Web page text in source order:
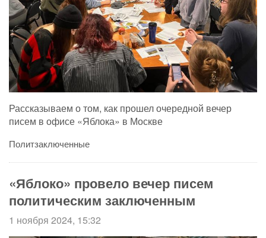
Рассказываем о том, как прошел очередной вечер
писем в офисе «Яблока» в Москве
Политзаключенные
«Яблоко» провело вечер писем
политическим заключенным
1 ноября 2024, 15:32